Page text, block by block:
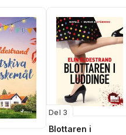
Del 3
Blottaren i